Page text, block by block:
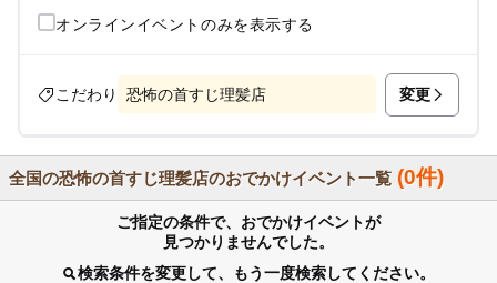
オンラインイベントのみを表示する
こだわり 恐怖の首すじ理髪店 変更
全国の恐怖の首すじ理髪店のおでかけイベント一覧 (0件)
ご指定の条件で、おでかけイベントが
見つかりませんでした。
検索条件を変更して、もう一度検索してください。